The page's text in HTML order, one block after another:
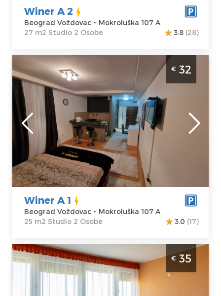
Cena
Winer A 2
Beograd Voždovac ~ Mokroluška 107 A
27 m2 Studio 2 Osobe
3.8 (28)
Studio Apartman Winer A 1 Beograd
Voždovac. Studio apartman veličine 25m2,
moderno uređen i idealan za boravak do 2
osobe.
Beograd
Lokacija:
Beograd
Voždovac
Adresa:
Mokroluška 107
Cena32 €
Gosti:2
Kvadratura :
m2
Struktura :
Studio
€ 32
Winer A 1
Beograd Voždovac ~ Mokroluška 107 A
25 m2 Studio 2 Osobe
3.0 (17)
Studio Apartman Studio Meda Beograd
Vozdovac
Beograd
€ 35